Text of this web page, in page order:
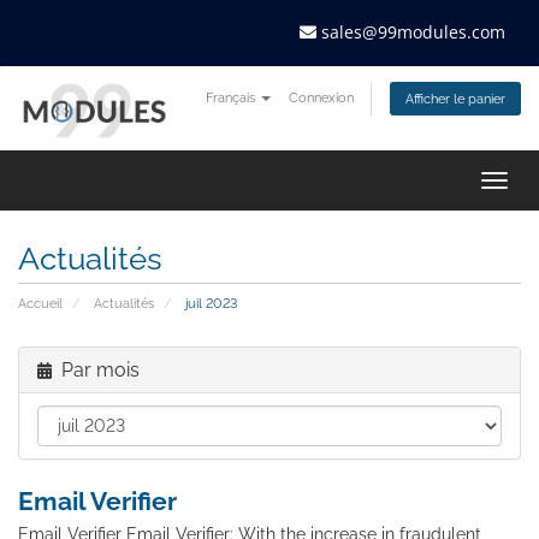
sales@99modules.com
Français Connexion Afficher le panier
Actualités
Accueil Actualités juil 2023
Par mois
Email Verifier
Email Verifier Email Verifier: With the increase in fraudulent